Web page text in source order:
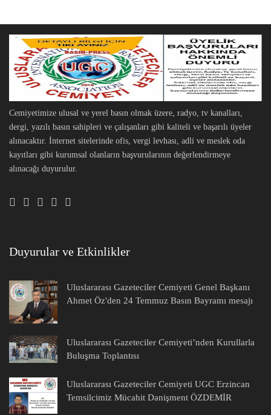
Cemiyetimize ulusal ve yerel basın olmak üzere, radyo, tv kanalları,
dergi, yazılı basın sahipleri ve çalışanları gibi kaliteli ve başarılı üyeler
alınacaktır. İnternet sitelerinde ofis, vergi levhası, adli ve meslek oda
kayıtları gibi kurumsal olanların başvurularının değerlendirmeye
alınacağı duyurulur.
Duyurular ve Etkinlikler
Uluslararası Gazeteciler Cemiyeti Genel Başkanı
Ahmet Öz'den 24 Temmuz Basın Bayramı mesajı
Uluslararası Gazeteciler Cemiyeti’nden Kurullarla
Buluşma Toplantısı
Uluslararası Gazeteciler Cemiyeti UGC Erzincan
Temsilcimiz Mücahit Danişment ÖZDEMİR